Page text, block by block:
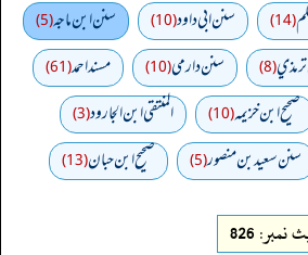
(14) سنن ابي داود(10) سنن ابن ماجه(5)
(8) سنن دارمي(10) مسند احمد(61)
صحيح ابن خزيمه(10) المنتقى ابن الجارود(3)
سنن سعید بن منصور(5) صحیح ابن حبان(13)
826